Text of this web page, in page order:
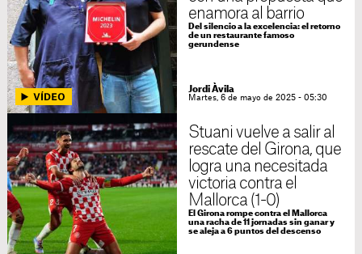
enamora al barrio
Del silencio a la excelencia: el retorno
de un restaurante famoso
gerundense
Jordi Àvila
Martes, 6 de mayo de 2025 - 05:30
Stuani vuelve a salir al
rescate del Girona, que
logra una necesitada
victoria contra el
Mallorca (1-0)
El Girona rompe contra el Mallorca
una racha de 11 jornadas sin ganar y
se aleja a 6 puntos del descenso